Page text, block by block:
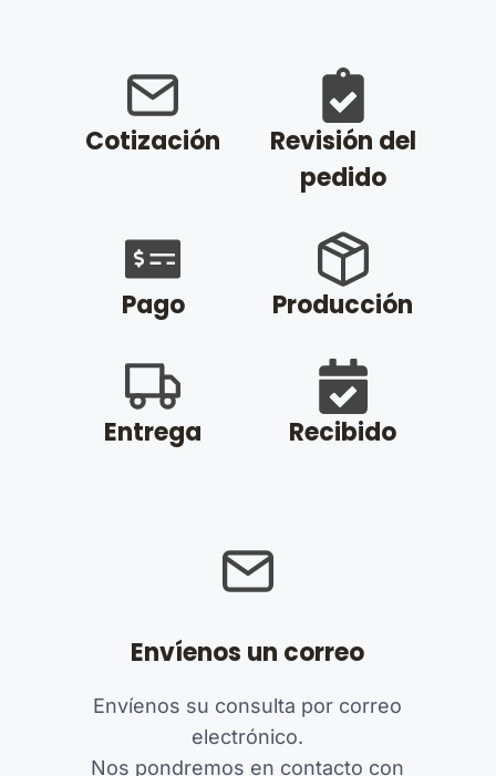
Cotización
Revisión del
pedido
Pago Producción
Entrega Recibido
Envíenos un correo
Envíenos su consulta por correo
electrónico.
Nos pondremos en contacto con